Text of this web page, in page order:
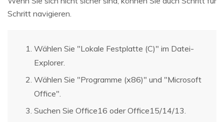
Schritt navigieren.
Wählen Sie "Lokale Festplatte (C)" im Datei-
Explorer.
Wählen Sie "Programme (x86)" und "Microsoft
Office".
Suchen Sie Office16 oder Office15/14/13.